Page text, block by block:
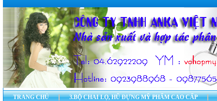
TRANG CHỦ 3.BỘ CHAI LỌ, HŨ ĐỰNG MỸ PHẨM CAO CẤP